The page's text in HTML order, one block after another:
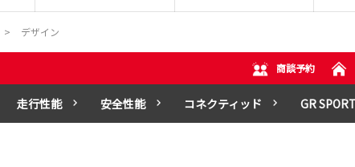
デザイン
商談予約
走行性能 安全性能 コネクティッド GR